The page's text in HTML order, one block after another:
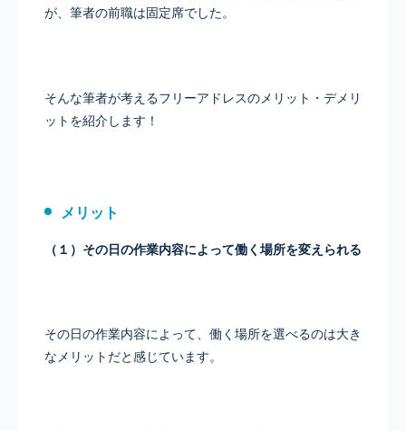
が、筆者の前職は固定席でした。
そんな筆者が考えるフリーアドレスのメリット・デメリ
ットを紹介します！
メリット
（１）その日の作業内容によって働く場所を変えられる
その日の作業内容によって、働く場所を選べるのは大き
なメリットだと感じています。